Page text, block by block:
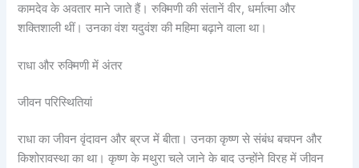
कामदेव के अवतार माने जाते हैं। रुक्मिणी की संतानें वीर, धर्मात्मा और
शक्तिशाली थीं। उनका वंश यदुवंश की महिमा बढ़ाने वाला था।
राधा और रुक्मिणी में अंतर
जीवन परिस्थितियां
राधा का जीवन वृंदावन और ब्रज में बीता। उनका कृष्ण से संबंध बचपन और
किशोरावस्था का था। कृष्ण के मथुरा चले जाने के बाद उन्होंने विरह में जीवन